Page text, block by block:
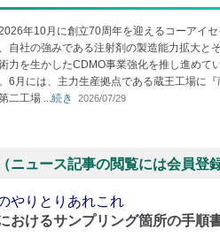
年10月に創立70周年を迎えるコーアイセ
自社の強みである注射剤の製造能力拡大と
力を生かしたCDMO事業強化を推し進めて
6月には、主力生産拠点である蔵王工場に『
二工場 ...続き 2026/07/29
ニュース記事の閲覧には会員登
やりとりあれこれ
おけるサンプリング箇所の手順